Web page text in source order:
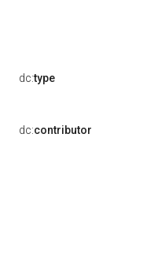
dc:type
dc:contributor